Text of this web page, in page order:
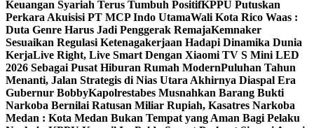
Keuangan Syariah Terus Tumbuh PositifKPPU Putuskan
Perkara Akuisisi PT MCP Indo UtamaWali Kota Rico Waas :
Duta Genre Harus Jadi Penggerak RemajaKemnaker
Sesuaikan Regulasi Ketenagakerjaan Hadapi Dinamika Dunia
KerjaLive Right, Live Smart Dengan Xiaomi TV S Mini LED
2026 Sebagai Pusat Hiburan Rumah ModernPuluhan Tahun
Menanti, Jalan Strategis di Nias Utara Akhirnya Diaspal Era
Gubernur BobbyKapolrestabes Musnahkan Barang Bukti
Narkoba Bernilai Ratusan Miliar Rupiah, Kasatres Narkoba
Medan : Kota Medan Bukan Tempat yang Aman Bagi Pelaku